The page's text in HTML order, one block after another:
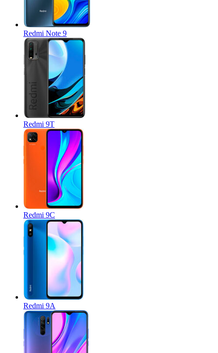
Redmi Note 9
Redmi 9T
Redmi 9C
Redmi 9A